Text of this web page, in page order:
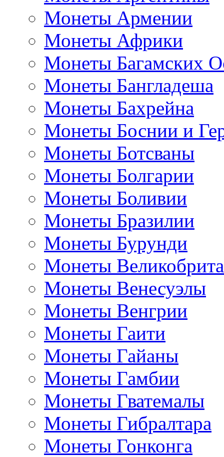
Монеты Армении
Монеты Африки
Монеты Багамских
Монеты Бангладеша
Монеты Бахрейна
Монеты Боснии и
Монеты Ботсваны
Монеты Болгарии
Монеты Боливии
Монеты Бразилии
Монеты Бурунди
Монеты
Монеты Венесуэлы
Монеты Венгрии
Монеты Гаити
Монеты Гайаны
Монеты Гамбии
Монеты Гватемалы
Монеты Гибралтара
Монеты Гонконга